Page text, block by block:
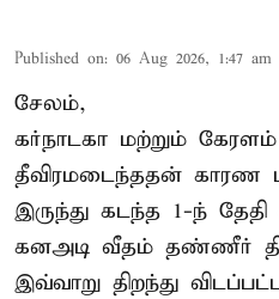
Published on: 06 Aug 2026, 1:47 am
சேலம்,
கர்நாடகா மற்றும்
தீவிரமடைந்ததன் காரண
இருந்து கடந்த 1-ந் தேதி
கனஅடி வீதம் தண்ணீர்
இவ்வாறு திறந்து